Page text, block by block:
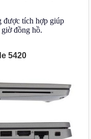
được tích hợp giúp
đồng hồ.
5420